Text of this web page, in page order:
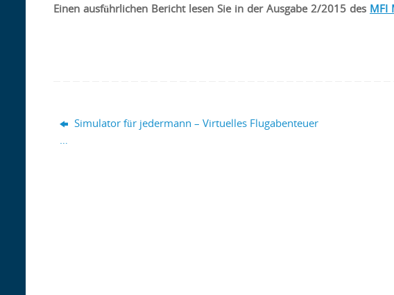
Einen ausführlichen Bericht lesen Sie in der Ausgabe 2/2015 des MFI
Simulator für jedermann – Virtuelles Flugabenteuer